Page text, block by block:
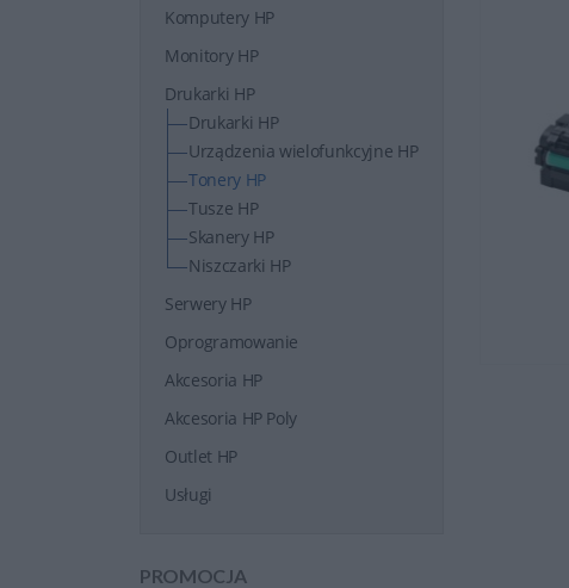
Komputery HP
Monitory HP
Drukarki HP
Drukarki HP
Urządzenia wielofunkcyjne HP
Tonery HP
Tusze HP
Skanery HP
Niszczarki HP
Serwery HP
Oprogramowanie
Akcesoria HP
Akcesoria HP Poly
Outlet HP
Usługi
PROMOCJA